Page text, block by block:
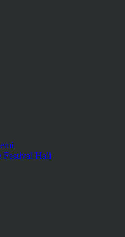
Festival Hali